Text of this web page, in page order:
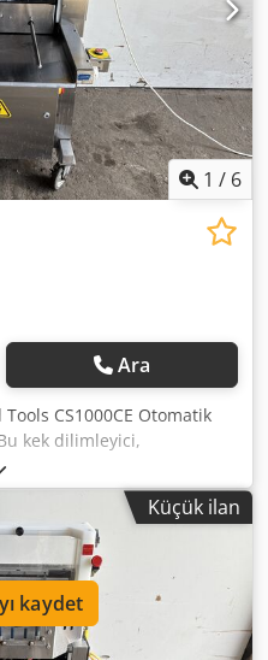
1 / 6
Ara
Tools CS1000CE Otomatik
kek dilimleyici,
kek, turta ve daha
dondurulmuş yuvarlak
200 veya daha fazla ürün
Aspfx Akcjk
Küçük ilan
kaydet